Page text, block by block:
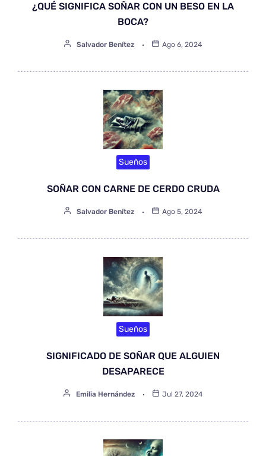
¿QUÉ SIGNIFICA SOÑAR CON UN BESO EN LA
BOCA?
Salvador Benítez Ago 6, 2024
Sueños
SOÑAR CON CARNE DE CERDO CRUDA
Salvador Benítez Ago 5, 2024
Sueños
SIGNIFICADO DE SOÑAR QUE ALGUIEN
DESAPARECE
Emilia Hernández Jul 27, 2024